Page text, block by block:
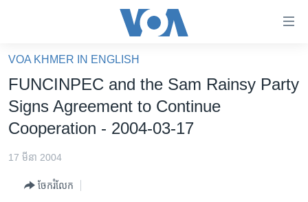
គេហទំព័រ​
ទាក់ទង
និង​
ចូល​
ទំព័រ​
អាមេរិក
VOA KHMER IN ENGLISH
FUNCINPEC and the Sam Rainsy Party
Signs Agreement to Continue
Cooperation - 2004-03-17
17 មីនា 2004
ចែករំលែក